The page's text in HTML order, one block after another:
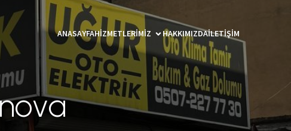
ANASAYFAHIZMETLERIMIZ HAKKIMIZDAİLETIŞIM